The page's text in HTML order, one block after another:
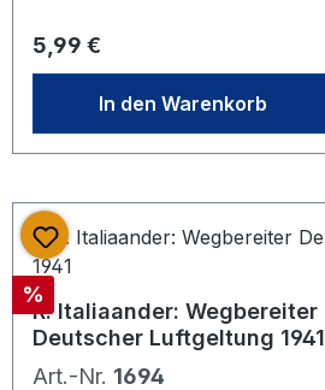
Regulärer Preis:
5,99 €
In den Warenkorb
Rabatt
%
R. Italiaander: Wegbereiter
Deutscher Luftgeltung 1941
Art.-Nr. 1694